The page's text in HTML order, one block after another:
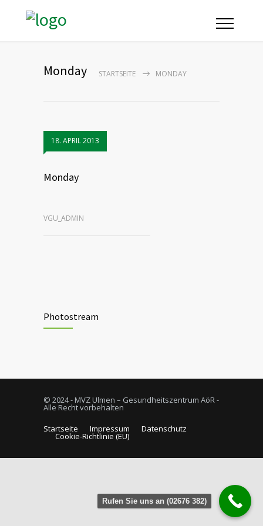
Monday STARTSEITE MONDAY
18. APRIL 2013
Monday
VGU_ADMIN
Photostream
© 2024 - MVZ Ulmen – Gesundheitszentrum AöR -
Alle Recht vorbehalten
Startseite
Impressum Datenschutz
Cookie-Richtlinie (EU)
Rufen Sie uns an (02676 382)